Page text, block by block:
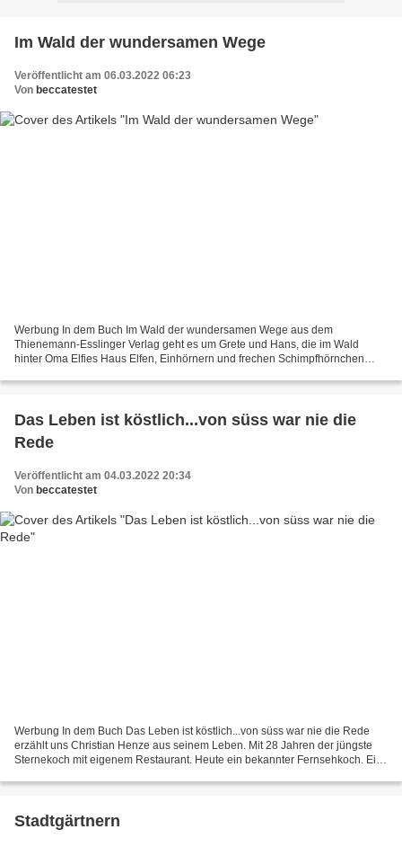
Im Wald der wundersamen Wege
Veröffentlicht am 06.03.2022 06:23
Von beccatestet
Werbung In dem Buch Im Wald der wundersamen Wege aus dem
Thienemann-Esslinger Verlag geht es um Grete und Hans, die im Wald
hinter Oma Elfies Haus Elfen, Einhörnern und frechen Schimpfhörnchen
Das Leben ist köstlich...von süss war nie die
Rede
Veröffentlicht am 04.03.2022 20:34
Von beccatestet
Werbung In dem Buch Das Leben ist köstlich...von süss war nie die Rede
erzählt uns Christian Henze aus seinem Leben. Mit 28 Jahren der jüngste
Sternekoch mit eigenem Restaurant. Heute ein bekannter Fernsehkoch. Ein
Stadtgärtnern